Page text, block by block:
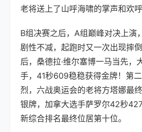
老将送上了山呼海啸的掌声和欢呼
B组决赛之后，A组巅峰对决上演
剧性不减，起跑时又一次出现摔
后，桑德拉·维尔塞博一马当先，
手，41秒609稳稳获得金牌！第
烈，六战奥运会的老将方塔娜最
银牌，加拿大选手萨罗尔42秒
新综合排名最终位居第十位。